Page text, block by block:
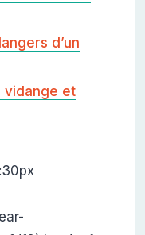
d’un
vidange et